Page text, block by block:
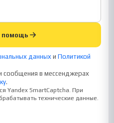
помощь
данных и Политикой
сообщения в мессенджерах
.
Yandex SmartCaptcha. При
технические данные.